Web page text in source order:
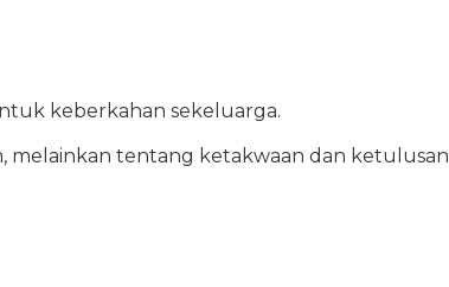
keberkahan sekeluarga.
melainkan tentang ketakwaan dan ketulusan